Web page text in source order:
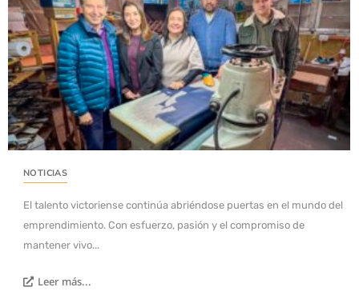
NOTICIAS
El talento victoriense continúa abriéndose puertas en el mundo del
emprendimiento. Con esfuerzo, pasión y el compromiso de
mantener vivo...
Leer más...